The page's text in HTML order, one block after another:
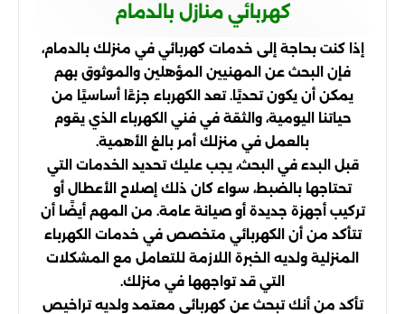
كهربائي منازل بالدمام
إذا كنت بحاجة إلى خدمات كهربائي في منزلك بالدمام،
فإن البحث عن المهنيين المؤهلين والموثوق بهم
يمكن أن يكون تحديًا. تعد الكهرباء جزءًا أساسيًا من
حياتنا اليومية، والثقة في فني الكهرباء الذي يقوم
بالعمل في منزلك أمر بالغ الأهمية.
قبل البدء في البحث، يجب عليك تحديد الخدمات التي
تحتاجها بالضبط، سواء كان ذلك إصلاح الأعطال أو
تركيب أجهزة جديدة أو صيانة عامة. من المهم أيضًا أن
تتأكد من أن الكهربائي متخصص في خدمات الكهرباء
المنزلية ولديه الخبرة اللازمة للتعامل مع المشكلات
التي قد تواجهها في منزلك.
تأكد من أنك تبحث عن كهربائي معتمد ولديه تراخيص